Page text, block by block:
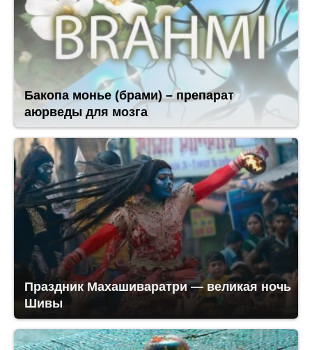
Бакопа монье (брами) – препарат
аюрведы для мозга
Праздник Махашиваратри — великая ночь
Шивы